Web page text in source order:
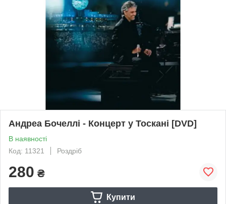
Андреа Бочеллі - Концерт у Тоскані [DVD]
В наявності
Код: 11321
Роздріб
280 ₴
Купити